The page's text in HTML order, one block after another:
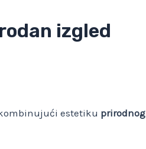
izgled
estetiku prirodnog